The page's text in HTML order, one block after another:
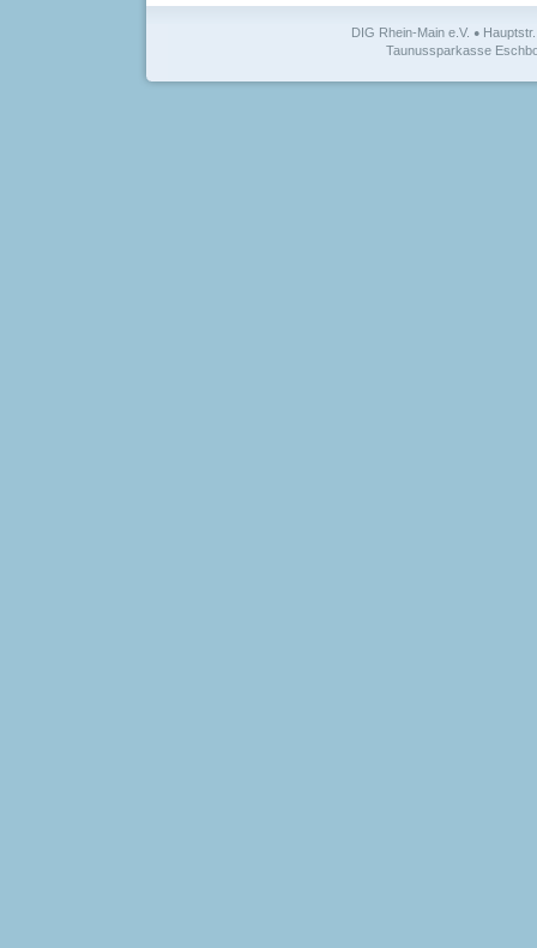
DIG Rhein-Main e.V. ●
Taunussparkasse